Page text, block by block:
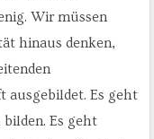
Wir müssen
hinaus denken,
ausgebildet. Es geht
Es geht